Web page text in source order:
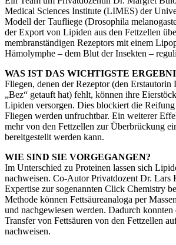
Medical Sciences Institute (LIMES) der
Modell der Taufliege (Drosophila
der Export von Lipiden aus den Fettzellen
membranständigen Rezeptors mit einem
Hämolymphe – dem Blut der Insekten –
WAS IST DAS WICHTIGSTE
Fliegen, denen der Rezeptor (den Erstautorin
„Bez“ getauft hat) fehlt, können ihre
Lipiden versorgen. Dies blockiert die
Fliegen werden unfruchtbar. Ein weiterer
mehr von den Fettzellen zur Überbrückung
bereitgestellt werden kann.
WIE SIND SIE VORGEGANGEN?
Im Unterschied zu Proteinen lassen sich
nachweisen. Co-Autor Privatdozent Dr. Lars
Expertise zur sogenannten Click Chemistry
Methode können Fettsäureanaloga per
und nachgewiesen werden. Dadurch konnten
Transfer von Fettsäuren von den Fettzellen
nachweisen.